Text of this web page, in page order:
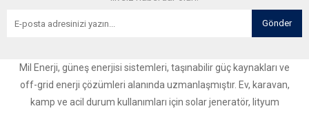
Gönder
Mil Enerji, güneş enerjisi sistemleri, taşınabilir güç kaynakları ve
off-grid enerji çözümleri alanında uzmanlaşmıştır. Ev, karavan,
kamp ve acil durum kullanımları için solar jeneratör, lityum